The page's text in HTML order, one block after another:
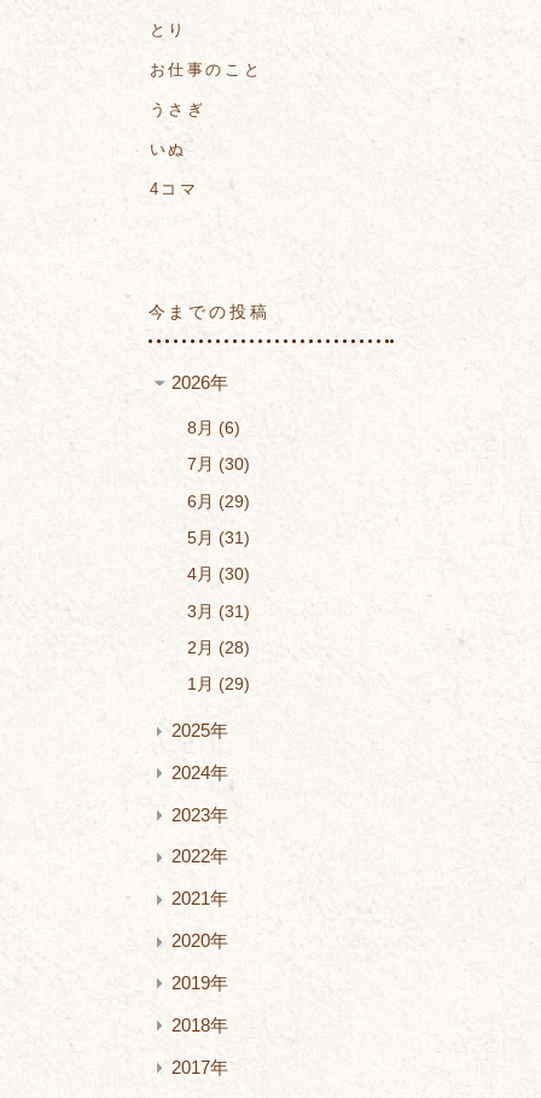
とり
お仕事のこと
うさぎ
いぬ
4コマ
今までの投稿
2026年
8月
6
7月
30
6月
29
5月
31
4月
30
3月
31
2月
28
1月
29
2025年
2024年
2023年
2022年
2021年
2020年
2019年
2018年
2017年